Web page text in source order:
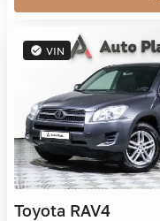
VIN
Toyota RAV4